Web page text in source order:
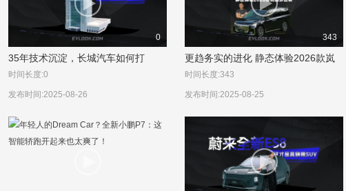
0
35年技术沉淀，长城汽车如何打
时间长度:0
发布时间:2025-08-26
343
更趋务实的进化 静态体验2026款岚
时间长度:343
发布时间:2025-08-25